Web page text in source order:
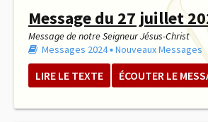
Message du 27 juillet
Message de notre Seigneur Jésus-Christ
Messages 2024▪︎Nouveaux Messages
LIRE LE TEXTE ÉCOUTER LE